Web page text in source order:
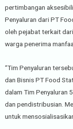
pertimbangan
Penyaluran dari PT
oleh pejabat terkait dari
warga penerima
“Tim Penyaluran
dan Bisnis PT Food
dalam Tim Penyaluran
dan pendistribusian.
untuk